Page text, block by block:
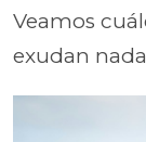
Veamos
exudan